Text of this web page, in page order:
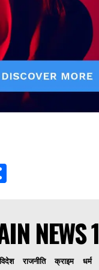
NEWS 1
राजनीति क्राइम धर्म